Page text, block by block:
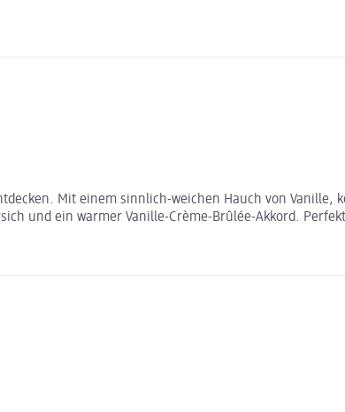
Mit einem sinnlich-weichen Hauch von
und ein warmer Vanille-Crème-Brûlée-Akkord.